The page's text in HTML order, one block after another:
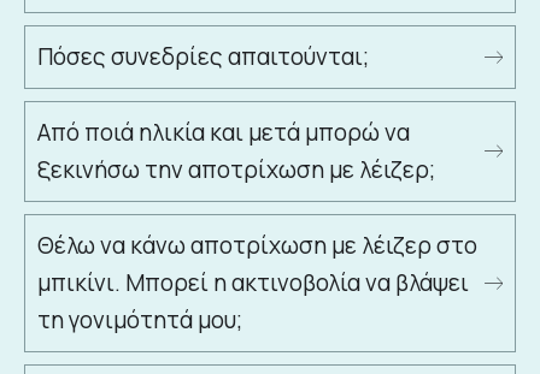
Πόσες συνεδρίες απαιτούνται;
Από ποιά ηλικία και μετά μπορώ να
ξεκινήσω την αποτρίχωση με λέιζερ;
Θέλω να κάνω αποτρίχωση με λέιζερ στο
μπικίνι. Μπορεί η ακτινοβολία να βλάψει
τη γονιμότητά μου;